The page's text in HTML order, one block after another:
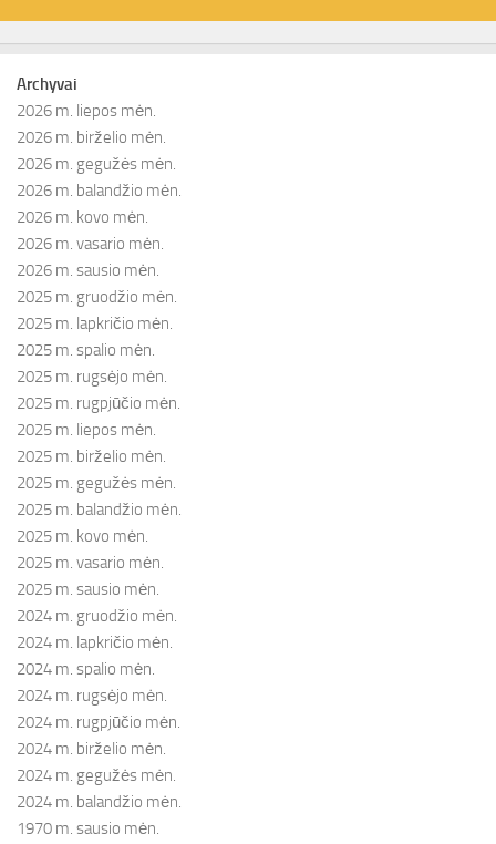
Archyvai
2026 m. liepos mėn.
2026 m. birželio mėn.
2026 m. gegužės mėn.
2026 m. balandžio mėn.
2026 m. kovo mėn.
2026 m. vasario mėn.
2026 m. sausio mėn.
2025 m. gruodžio mėn.
2025 m. lapkričio mėn.
2025 m. spalio mėn.
2025 m. rugsėjo mėn.
2025 m. rugpjūčio mėn.
2025 m. liepos mėn.
2025 m. birželio mėn.
2025 m. gegužės mėn.
2025 m. balandžio mėn.
2025 m. kovo mėn.
2025 m. vasario mėn.
2025 m. sausio mėn.
2024 m. gruodžio mėn.
2024 m. lapkričio mėn.
2024 m. spalio mėn.
2024 m. rugsėjo mėn.
2024 m. rugpjūčio mėn.
2024 m. birželio mėn.
2024 m. gegužės mėn.
2024 m. balandžio mėn.
1970 m. sausio mėn.